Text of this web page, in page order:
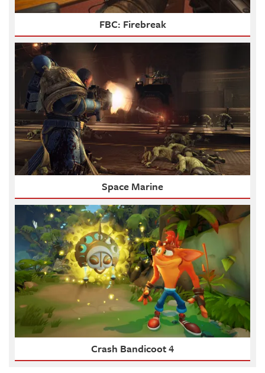
FBC: Firebreak
Space Marine
Crash Bandicoot 4